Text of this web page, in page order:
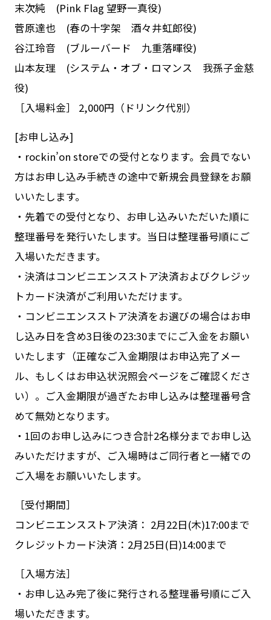
末次純 (Pink Flag 望野一真役)
菅原達也 (春の十字架 酒々井虹郎役)
谷江玲音 (ブルーバード 九重落暉役)
山本友理 (システム・オブ・ロマンス 我孫子金慈
役)
［入場料金］ 2,000円（ドリンク代別）
[お申し込み]
・rockin’on storeでの受付となります。会員でない
方はお申し込み手続きの途中で新規会員登録をお願
いいたします。
・先着での受付となり、お申し込みいただいた順に
整理番号を発行いたします。当日は整理番号順にご
入場いただきます。
・決済はコンビニエンスストア決済およびクレジッ
トカード決済がご利用いただけます。
・コンビニエンスストア決済をお選びの場合はお申
し込み日を含め3日後の23:30までにご入金をお願い
いたします（正確なご入金期限はお申込完了メー
ル、もしくはお申込状況照会ページをご確認くださ
い）。ご入金期限が過ぎたお申し込みは整理番号含
めて無効となります。
・1回のお申し込みにつき合計2名様分までお申し込
みいただけますが、ご入場時はご同行者と一緒での
ご入場をお願いいたします。
［受付期間］
コンビニエンスストア決済： 2月22日(木)17:00まで
クレジットカード決済：2月25日(日)14:00まで
［入場方法］
・お申し込み完了後に発行される整理番号順にご入
場いただきます。